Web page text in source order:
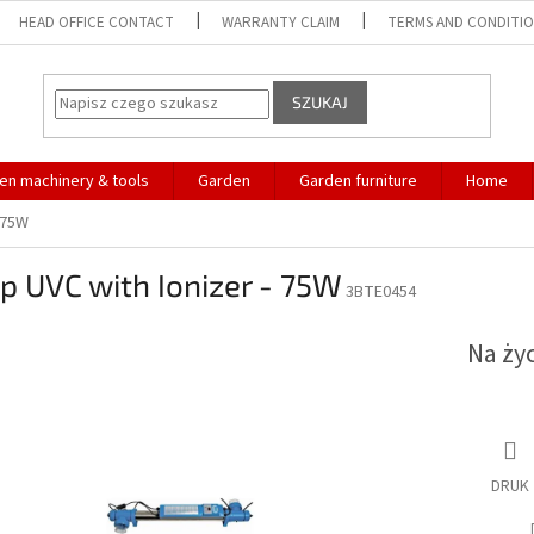
HEAD OFFICE CONTACT WARRANTY CLAIM TERMS AND
SZUKAJ
machinery & tools Garden Garden furniture Home
UVC with Ionizer - 75W 3BTE0454
Na
DRUK